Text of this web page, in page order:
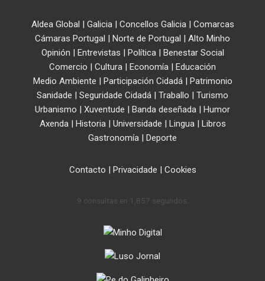
Aldea Global | Galicia| Concellos Galicia| Comarcas
Cámaras Portugal | Norte de Portugal | Alto Minho
Opinión | Entrevistas | Política| Benestar Social
Comercio | Cultura | Economía | Educación
Medio Ambiente | Participación Cidadá| Patrimonio
Sanidade | Seguridade Cidadá | Traballo | Turismo
Urbanismo | Xuventude | Banda deseñada | Humor
Axenda| Historia| Universidade | Lingua| Libros
Gastronomía | Deporte
Contacto | Privacidade | Cookies
9 consultas en 1,857 segundos.